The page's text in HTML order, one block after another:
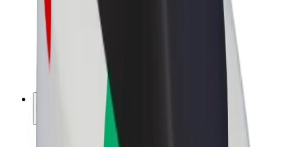
Futár kereset
Bolt Food kereskedők
Franchise-ok